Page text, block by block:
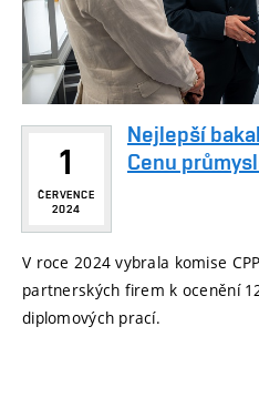
1
ČERVENCE
2024
Nejlepší
Cenu
V roce 2024 vybrala komise
partnerských firem k ocenění
diplomových prací.